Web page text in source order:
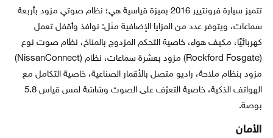
تتميز سيارة فرونتيير 2016 بميزة قياسية هي؛ نظام صوتي مزود بأربعة
سماعات، ويتوفر عدد من المزايا الإضافية مثل: نوافذ وأقفل تعمل
كهربائيًا، مكيف هواء، خاصية التحكم المزدوج بالمناخ، نظام صوت نوع
(Rockford Fosgate) مزود بعشرة سماعات، نظام (NissanConnect)
مزود بنظام ملاحة، راديو متصل بالأقمار الصناعية، خاصية التكامل مع
الهواتف الذكية، خاصية التعرّف على الصوت وشاشة لمس قياس 5.8
بوصة.
الأمان